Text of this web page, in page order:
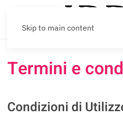
Skip to main content
Termini e
Condizioni di